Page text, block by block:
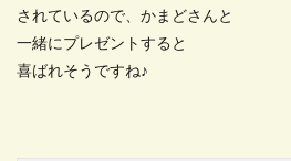
されているので、かまどさんと
一緒にプレゼントすると
喜ばれそうですね♪